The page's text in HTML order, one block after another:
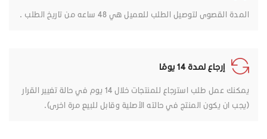
المدة القصوى لتوصيل الطلب للعميل هي 48 ساعه من تاريخ الطلب .
إرجاع لمدة 14 يومًا
يمكنك عمل طلب استرجاع للمنتجات خلال 14 يوم في حالة تغيير القرار
(يجب ان يكون المنتج في حالته الأصلية وقابل للبيع مرة اخرى).